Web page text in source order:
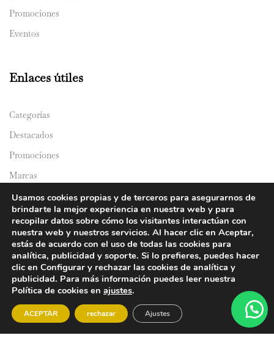
Promociones
Eventos
Enlaces útiles
Categorías
Destacados
Promociones
Marcas
Catálogos
Domicilios
© 2024 Y&Y Asian Market. All rights reserved.
Usamos cookies propias y de terceros para asegurarnos de
brindarte la mejor experiencia en nuestra web y para
recopilar datos sobre cómo los visitantes interactúan con
nuestra web y nuestros servicios. Al hacer clic en Aceptar,
estás de acuerdo con el uso de todas las cookies para
analítica, publicidad y soporte. Si lo prefieres, puedes hacer
clic en Configurar y rechazar las cookies de analítica y
publicidad. Para más información puedes leer nuestra
Política de cookies en ajustes.
ACEPTAR rechazar Ajustes